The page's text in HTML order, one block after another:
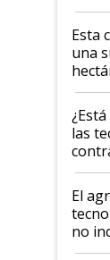
Esta
una
con
salto
las
El
no